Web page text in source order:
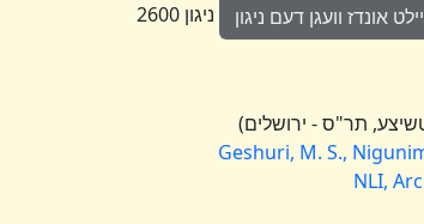
אונדז וועגן דעם ניגון ניגון 2600
Geshuri, M. S.,
NLI,